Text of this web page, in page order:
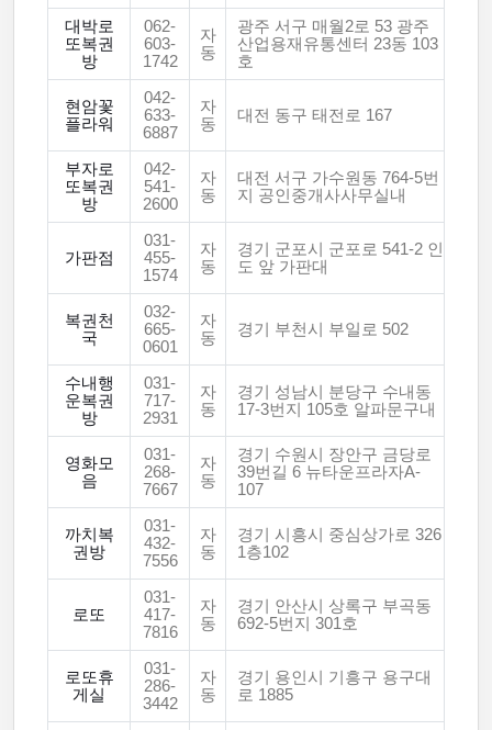
대박로
또복권
방
062-
603-
1742
자
동
광주 서구 매월2로 53 광주
산업용재유통센터 23동 103
호
현암꽃
플라워
042-
633-
6887
자
동
대전 동구 태전로 167
부자로
또복권
방
042-
541-
2600
자
동
대전 서구 가수원동 764-5번
지 공인중개사사무실내
가판점
031-
455-
1574
자
동
경기 군포시 군포로 541-2 인
도 앞 가판대
복권천
국
032-
665-
0601
자
동
경기 부천시 부일로 502
수내행
운복권
방
031-
717-
2931
자
동
경기 성남시 분당구 수내동
17-3번지 105호 알파문구내
영화모
음
031-
268-
7667
자
동
경기 수원시 장안구 금당로
39번길 6 뉴타운프라자A-
107
까치복
권방
031-
432-
7556
자
동
경기 시흥시 중심상가로 326
1층102
로또
031-
417-
7816
자
동
경기 안산시 상록구 부곡동
692-5번지 301호
로또휴
게실
031-
286-
3442
자
동
경기 용인시 기흥구 용구대
로 1885